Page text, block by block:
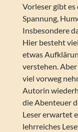
Vorleser gibt
Spannung,
Insbesondere
Hier besteht
etwas
verstehen.
viel vorweg
Autorin
die Abenteuer
Leser erwartet
lehrreiches